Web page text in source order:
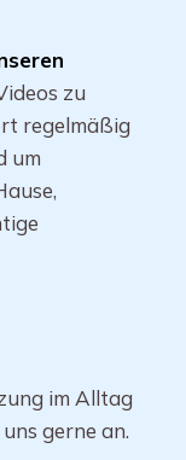
zu
regelmäßig
um
im Alltag
gerne an.